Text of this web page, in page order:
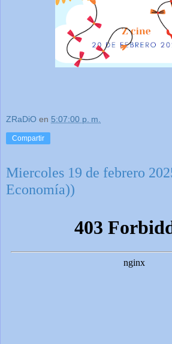
ZRaDiO en 5:07:00 p. m.
Compartir
Miercoles 19 de febrero
Economía))